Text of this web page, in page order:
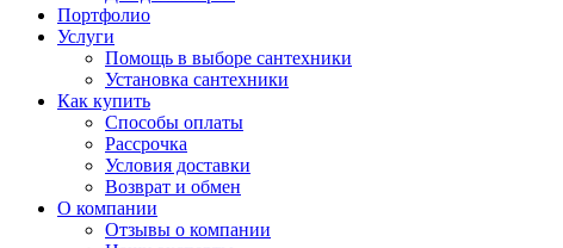
Портфолио
Услуги
Помощь в выборе сантехники
Установка сантехники
Как купить
Способы оплаты
Рассрочка
Условия доставки
Возврат и обмен
О компании
Отзывы о компании